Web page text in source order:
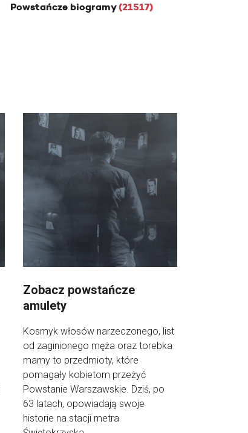
Powstańcze biogramy (21517)
Zobacz powstańcze
amulety
Kosmyk włosów narzeczonego, list
od zaginionego męża oraz torebka
mamy to przedmioty, które
pomagały kobietom przeżyć
Powstanie Warszawskie. Dziś, po
63 latach, opowiadają swoje
historie na stacji metra